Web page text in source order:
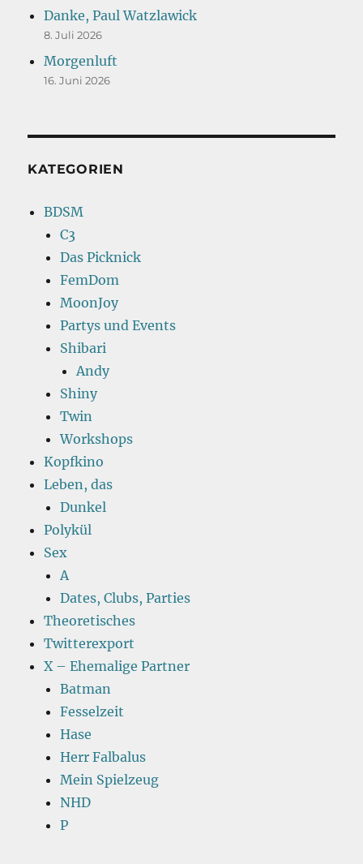
Danke, Paul Watzlawick
8. Juli 2026
Morgenluft
16. Juni 2026
KATEGORIEN
BDSM
C3
Das Picknick
FemDom
MoonJoy
Partys und Events
Shibari
Andy
Shiny
Twin
Workshops
Kopfkino
Leben, das
Dunkel
Polykül
Sex
A
Dates, Clubs, Parties
Theoretisches
Twitterexport
X – Ehemalige Partner
Batman
Fesselzeit
Hase
Herr Falbalus
Mein Spielzeug
NHD
P